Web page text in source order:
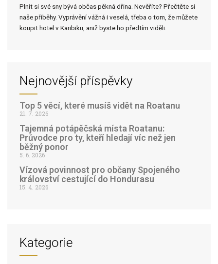
Plnit si své sny bývá občas pěkná dřina. Nevěříte? Přečtěte si
naše příběhy. Vyprávění vážná i veselá, třeba o tom, že můžete
koupit hotel v Karibiku, aniž byste ho předtím viděli.
Nejnovější příspěvky
Top 5 věcí, které musíš vidět na Roatanu
21. 7. 2026
Tajemná potápěčská místa Roatanu:
Průvodce pro ty, kteří hledají víc než jen
běžný ponor
5. 6. 2026
Vízová povinnost pro občany Spojeného
království cestující do Hondurasu
15. 4. 2026
Kategorie